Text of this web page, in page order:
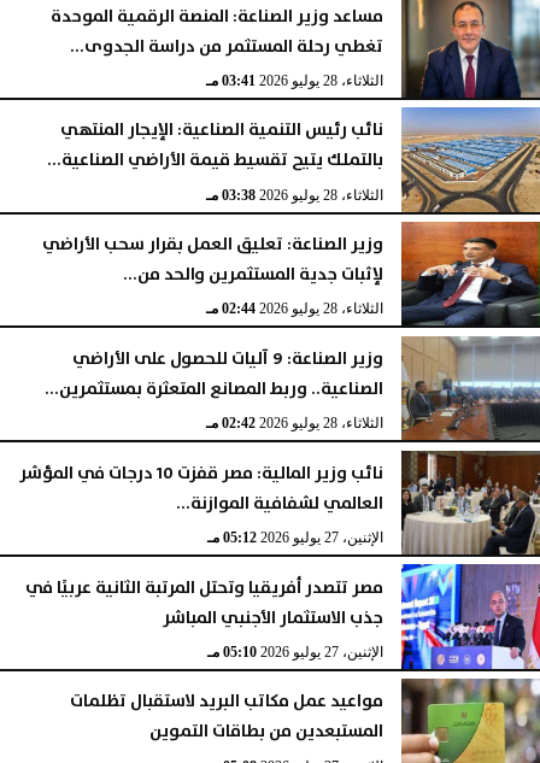
مساعد وزير الصناعة: المنصة الرقمية الموحدة
تغطي رحلة المستثمر من دراسة الجدوى...
الثلاثاء، 28 يوليو 2026 03:41 مـ
نائب رئيس التنمية الصناعية: الإيجار المنتهي
بالتملك يتيح تقسيط قيمة الأراضي الصناعية...
الثلاثاء، 28 يوليو 2026 03:38 مـ
وزير الصناعة: تعليق العمل بقرار سحب الأراضي
لإثبات جدية المستثمرين والحد من...
الثلاثاء، 28 يوليو 2026 02:44 مـ
وزير الصناعة: 9 آليات للحصول على الأراضي
الصناعية.. وربط المصانع المتعثرة بمستثمرين...
الثلاثاء، 28 يوليو 2026 02:42 مـ
نائب وزير المالية: مصر قفزت 10 درجات في المؤشر
العالمي لشفافية الموازنة...
الإثنين، 27 يوليو 2026 05:12 مـ
مصر تتصدر أفريقيا وتحتل المرتبة الثانية عربيًا في
جذب الاستثمار الأجنبي المباشر
الإثنين، 27 يوليو 2026 05:10 مـ
مواعيد عمل مكاتب البريد لاستقبال تظلمات
المستبعدين من بطاقات التموين